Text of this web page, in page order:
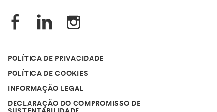
POLÍTICA DE PRIVACIDADE
POLÍTICA DE COOKIES
INFORMAÇÃO LEGAL
DECLARAÇÃO DO COMPROMISSO DE